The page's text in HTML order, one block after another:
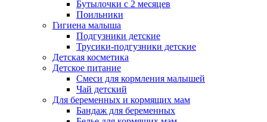
Бутылочки с 2 месяцев
Поильники
Гигиена малыша
Подгузники детские
Трусики-подгузники детские
Детская косметика
Детское питание
Смеси для кормления малышей
Чай детский
Для беременных и кормящих мам
Бандаж для беременных